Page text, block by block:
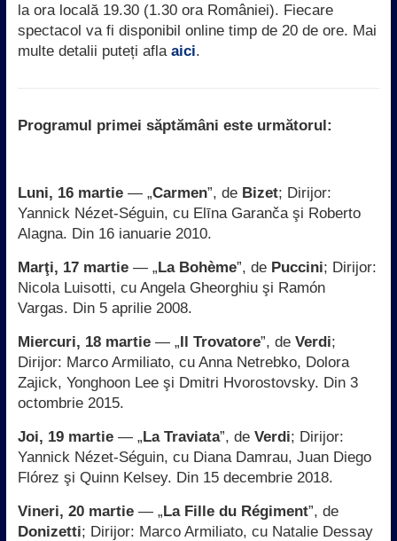
la ora locală 19.30 (1.30 ora României). Fiecare
spectacol va fi disponibil online timp de 20 de ore. Mai
multe detalii puteți afla aici.
Programul primei săptămâni este următorul:
Luni, 16 martie— „Carmen”, de Bizet; Dirijor:
Yannick Nézet-Séguin, cu Elīna Garanča şi Roberto
Alagna. Din 16 ianuarie 2010.
Marţi, 17 martie— „La Bohème”, de Puccini; Dirijor:
Nicola Luisotti, cu Angela Gheorghiu şi Ramón
Vargas. Din 5 aprilie 2008.
Miercuri, 18 martie— „Il Trovatore”, de Verdi;
Dirijor: Marco Armiliato, cu Anna Netrebko, Dolora
Zajick, Yonghoon Lee şi Dmitri Hvorostovsky. Din 3
octombrie 2015.
Joi, 19 martie— „La Traviata”, de Verdi; Dirijor:
Yannick Nézet-Séguin, cu Diana Damrau, Juan Diego
Flórez şi Quinn Kelsey. Din 15 decembrie 2018.
Vineri, 20 martie— „La Fille du Régiment”, de
Donizetti; Dirijor: Marco Armiliato, cu Natalie Dessay